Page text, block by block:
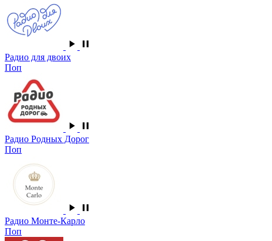
Радио для двоих
Поп
Радио Родных Дорог
Поп
Радио Монте-Карло
Поп